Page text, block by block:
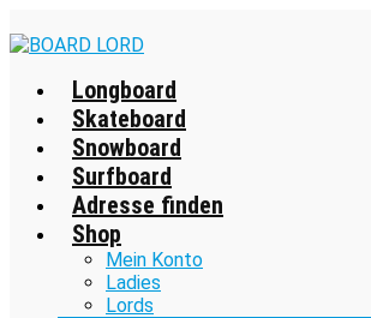
Longboard
Skateboard
Snowboard
Surfboard
Adresse finden
Shop
Mein Konto
Ladies
Lords